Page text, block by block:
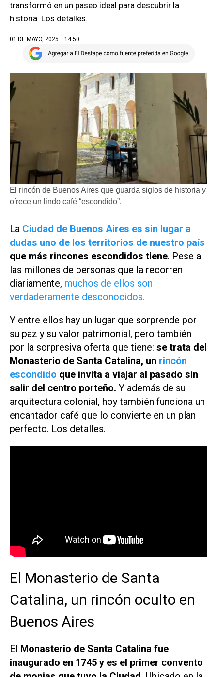
transformó en un paseo ideal para descubrir la
historia. Los detalles.
01 DE MAYO, 2025 | 14.50
El rincón de Buenos Aires que guarda siglos de historia y
ofrece un lindo café “escondido”.
La Ciudad de Buenos Aires es sin lugar a
dudas uno de los territorios de nuestro país
que más rincones escondidos tiene. Pese a
las millones de personas que la recorren
diariamente, muchos de ellos son
verdaderamente desconocidos.
Y entre ellos hay un lugar que sorprende por
su paz y su valor patrimonial, pero también
por la sorpresiva oferta que tiene: se trata del
Monasterio de Santa Catalina, un rincón
escondido que invita a viajar al pasado sin
salir del centro porteño. Y además de su
arquitectura colonial, hoy también funciona un
encantador café que lo convierte en un plan
perfecto. Los detalles.
El Monasterio de Santa
Catalina, un rincón oculto en
Buenos Aires
El Monasterio de Santa Catalina fue
inaugurado en 1745 y es el primer convento